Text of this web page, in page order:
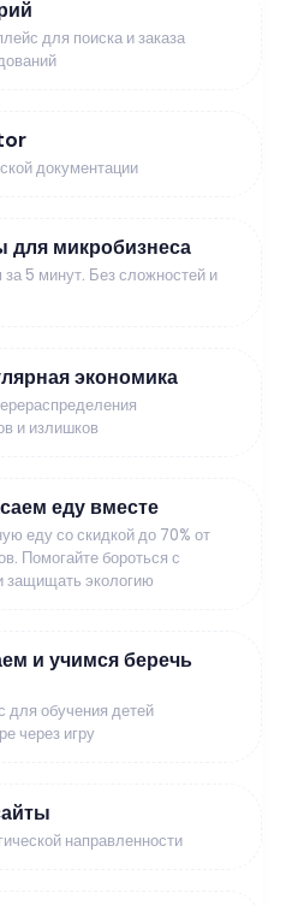
для поиска и заказа
документации
для микробизнеса
5 минут. Без сложностей и
экономика
и излишков
еду вместе
еду со скидкой до 70% от
Помогайте бороться с
экологию
и учимся беречь
для обучения детей
через игру
направленности